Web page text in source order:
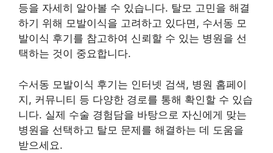
등을 자세히 알아볼 수 있습니다. 탈모 고민을 해결
하기 위해 모발이식을 고려하고 있다면, 수서동 모
발이식 후기를 참고하여 신뢰할 수 있는 병원을 선
택하는 것이 중요합니다.
수서동 모발이식 후기는 인터넷 검색, 병원 홈페이
지, 커뮤니티 등 다양한 경로를 통해 확인할 수 있습
니다. 실제 수술 경험담을 바탕으로 자신에게 맞는
병원을 선택하고 탈모 문제를 해결하는 데 도움을
받으세요.